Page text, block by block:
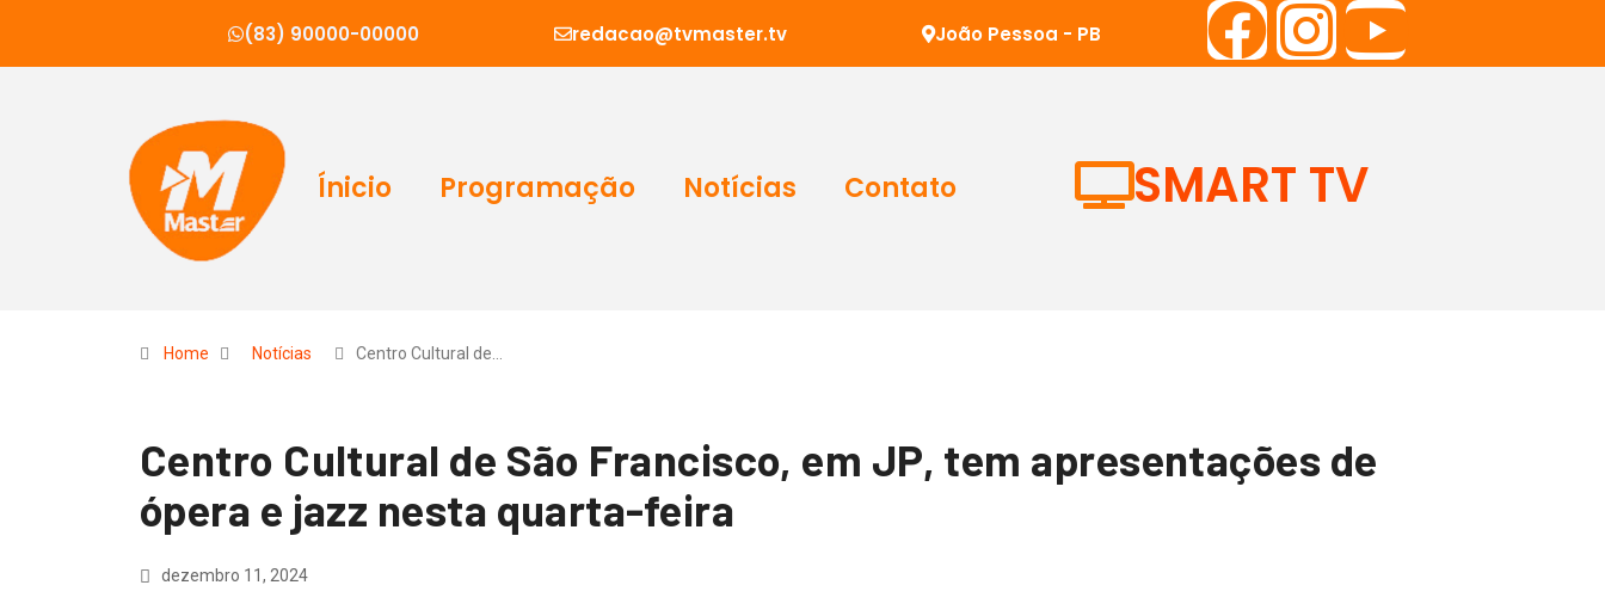
(83) 90000-00000 redacao@tvmaster.tv João Pessoa - PB
Ínicio Programação Notícias Contato SMART TV
Home Notícias Centro Cultural de…
Centro Cultural de São Francisco, em JP, tem apresentações de
ópera e jazz nesta quarta-feira
dezembro 11, 2024